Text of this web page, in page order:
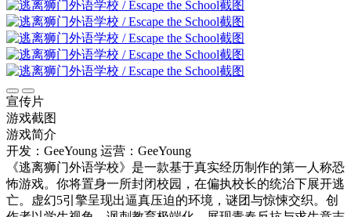
宣传片
游戏截图
游戏简介
开发：GeeYoung 运营：GeeYoung
《逃离狮门外语学校》是一款基于真实经历制作的第一人称恐
怖游戏。你将置身一所封闭校园，在偏执校长的统治下展开逃
亡。虚幻5引擎呈现出逼真压迫的环境，谜团与惊悚交织。创